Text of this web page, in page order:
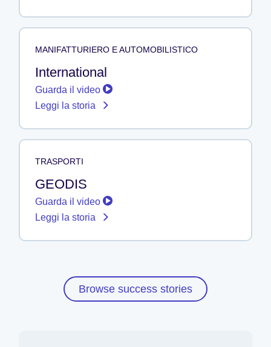
MANIFATTURIERO E AUTOMOBILISTICO
International
Guarda il video
Leggi la storia
TRASPORTI
GEODIS
Guarda il video
Leggi la storia
Browse success stories